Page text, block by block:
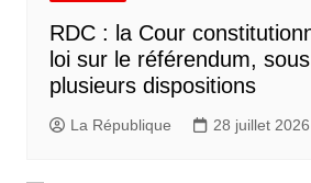
RDC : la Cour
loi sur le référendum,
plusieurs dispositions
La République 28 juillet 2026